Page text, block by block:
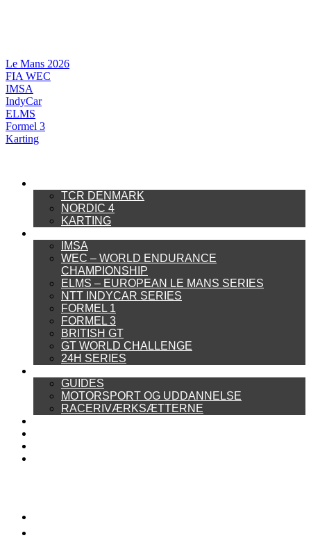
Le Mans 2026
FIA WEC
IMSA
IndyCar
ELMS
Formel 3
Karting
TCR DENMARK
NORDIC 4
KARTING
IMSA
WEC – WORLD ENDURANCE
CHAMPIONSHIP
ELMS – EUROPEAN LE MANS SERIES
NTT INDYCAR SERIES
FORMEL 1
FORMEL 3
BRITISH GT
GT WORLD CHALLENGE
24H SERIES
GUIDES
MOTORSPORT OG UDDANNELSE
RACERIVÆRKSÆTTERNE